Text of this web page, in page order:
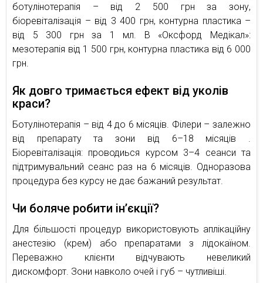
ботулінотерапія – від 2 500 грн за зону,
біоревіталізація – від 3 400 грн, контурна пластика –
від 5 300 грн за 1 мл. В «Оксфорд Медікал»:
мезотерапія від 1 500 грн, контурна пластика від 6 000
грн.
Як довго тримається ефект від уколів
краси?
Ботулінотерапія – від 4 до 6 місяців. Філери – залежно
від препарату та зони від 6–18 місяців .
Біоревіталізація: проводиься курсом 3–4 сеанси та
підтримувальний сеанс раз на 6 місяців. Одноразова
процедура без курсу не дає бажаний результат.
Чи боляче робити ін’єкції?
Для більшості процедур використовують аплікаційну
анестезію (крем) або препаратами з лідокаїном.
Переважно клієнти відчувають невеликий
дискомфорт. Зони навколо очей і губ – чутливіші.